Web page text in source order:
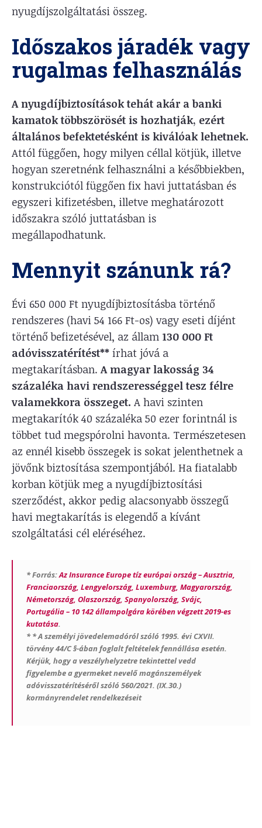
nyugdíjszolgáltatási összeg.
Időszakos járadék vagy
rugalmas felhasználás
A nyugdíjbiztosítások tehát akár a banki
kamatok többszörösét is hozhatják, ezért
általános befektetésként is kiválóak lehetnek.
Attól függően, hogy milyen céllal kötjük, illetve
hogyan szeretnénk felhasználni a későbbiekben,
konstrukciótól függően fix havi juttatásban és
egyszeri kifizetésben, illetve meghatározott
időszakra szóló juttatásban is
megállapodhatunk.
Mennyit szánunk rá?
Évi 650 000 Ft nyugdíjbiztosításba történő
rendszeres (havi 54 166 Ft-os) vagy eseti díjént
történő befizetésével, az állam 130 000 Ft
adóvisszatérítést** írhat jóvá a
megtakarításban.A magyar lakosság 34
százaléka havi rendszerességgel tesz félre
valamekkora összeget. A havi szinten
megtakarítók 40 százaléka 50 ezer forintnál is
többet tud megspórolni havonta. Természetesen
az ennél kisebb összegek is sokat jelenthetnek a
jövőnk biztosítása szempontjából. Ha fiatalabb
korban kötjük meg a nyugdíjbiztosítási
szerződést, akkor pedig alacsonyabb összegű
havi megtakarítás is elegendő a kívánt
szolgáltatási cél eléréséhez.
* Forrás:Az Insurance Europe tíz európai ország – Ausztria,
Franciaország, Lengyelország, Luxemburg, Magyarország,
Németország, Olaszország, Spanyolország, Svájc,
Portugália – 10 142 állampolgára körében végzett 2019-es
kutatása.
* * A személyi jövedelemadóról szóló 1995. évi CXVII.
törvény 44/C §-ában foglalt feltételek fennállása esetén.
Kérjük, hogy a veszélyhelyzetre tekintettel vedd
figyelembe a gyermeket nevelő magánszemélyek
adóvisszatérítéséről szóló 560/2021. (IX.30.)
kormányrendelet rendelkezéseit